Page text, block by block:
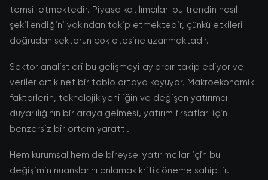
temsil etmektedir. Piyasa katılımcıları bu trendin nasıl
şekillendiğini yakından takip etmektedir, çünkü etkileri
doğrudan sektörün çok ötesine uzanmaktadır.
Sektör analistleri bu gelişmeyi aylardır takip ediyor ve
veriler artık net bir tablo ortaya koyuyor. Makroekonomik
faktörlerin, teknolojik yeniliğin ve değişen yatırımcı
duyarlılığının bir araya gelmesi, yatırım fırsatları için
benzersiz bir ortam yarattı.
Hem kurumsal hem de bireysel yatırımcılar için bu
değişimin nüanslarını anlamak kritik öneme sahiptir.